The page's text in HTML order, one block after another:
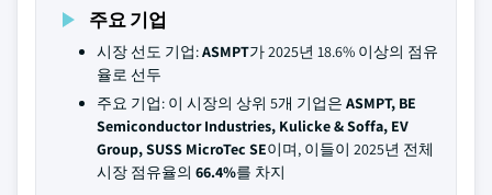
주요 기업
시장 선도 기업:ASMPT가 2025년 18.6% 이상의 점유
율로 선두
주요 기업: 이 시장의 상위 5개 기업은 ASMPT, BE
Semiconductor Industries, Kulicke & Soffa, EV
Group, SUSS MicroTec SE이며, 이들이 2025년 전체
시장 점유율의 66.4%를 차지